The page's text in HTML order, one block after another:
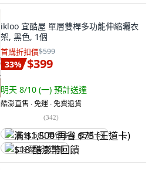
ikloo 宜酷屋 單層雙桿多功能伸縮曬衣
架, 黑色, 1個
首購折扣價$599
33% $399
明天 8/10 (一) 預計送達
酷澎直售 ∙ 免運 ∙ 免費退貨
(342)
满 $1,500 再省 $75 (王道卡)
$18 酷澎幣回饋